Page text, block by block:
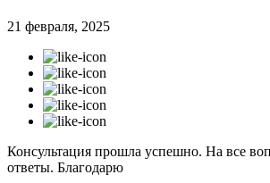
21 февраля, 2025
Консультация прошла успешно. На все
ответы. Благодарю